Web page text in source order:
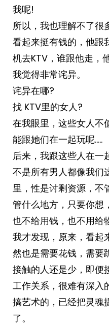
我呢!
所以，我也理解不了很
看起来挺有钱的，他跟
机去KTV，谁跟他走，
我觉得非常诧异。
诧异在哪?
找 KTV里的女人?
在我眼里，这些女人不
能跟她们在一起玩呢…..
后来，我跟这些人在一
不是所有男人都像我们
里，性是讨剩资源，不
管什么地方，只要你想
也不给用钱，也不用给
我才发现，原来，看起
然也是需要花钱，需要
接触的人还是少，即便
工作关系，很难有深入
搞艺术的，已经把灵魂
了。